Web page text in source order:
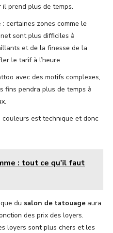
prend plus de temps.
: certaines zones comme le
sont plus difficiles à
et de la finesse de la
le tarif à l’heure.
avec des motifs complexes,
fins pendra plus de temps à
est technique et donc
: tout ce qu’il faut
du salon de tatouage aura
des prix des loyers.
loyers sont plus chers et les